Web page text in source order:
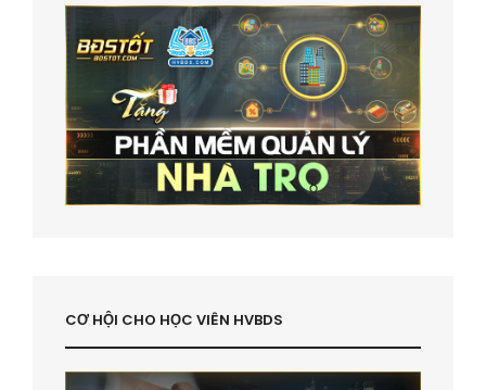
CƠ HỘI CHO HỌC VIÊN HVBDS